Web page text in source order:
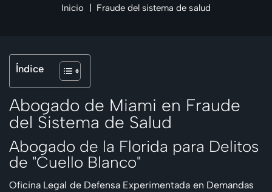
Inicio Fraude del sistema de salud
Índice
Abogado de Miami en Fraude
del Sistema de Salud
Abogado de la Florida para Delitos
de "Cuello Blanco"
Oficina Legal de Defensa Experimentada en Demandas